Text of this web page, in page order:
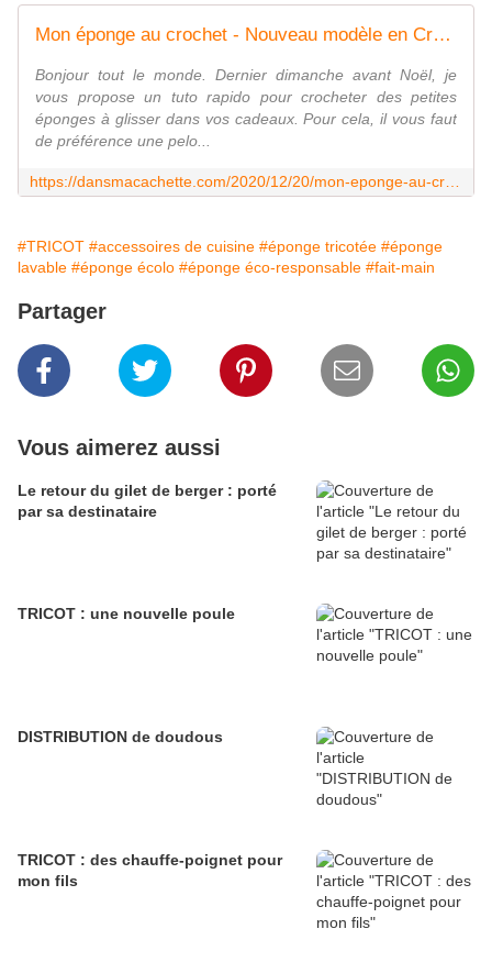
Mon éponge au crochet - Nouveau modèle en Creative Bubble de Rico Design
Bonjour tout le monde. Dernier dimanche avant Noël, je
vous propose un tuto rapido pour crocheter des petites
éponges à glisser dans vos cadeaux. Pour cela, il vous faut
de préférence une pelo...
#TRICOT #accessoires de cuisine #éponge tricotée #éponge
lavable #éponge écolo #éponge éco-responsable #fait-main
Partager
Vous aimerez aussi
Le retour du gilet de berger : porté
par sa destinataire
TRICOT : une nouvelle poule
DISTRIBUTION de doudous
TRICOT : des chauffe-poignet pour
mon fils